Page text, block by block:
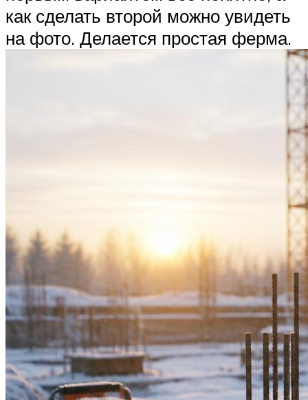
как сделать второй можно увидеть
на фото. Делается простая ферма.